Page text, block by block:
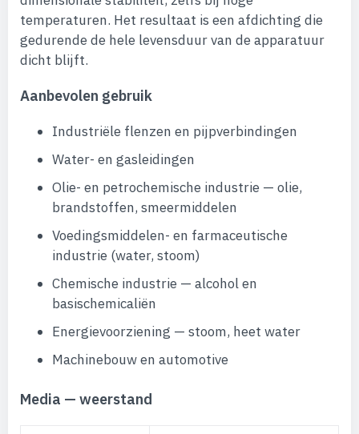
temperaturen. Het resultaat is een afdichting die
gedurende de hele levensduur van de apparatuur
dicht blijft.
Aanbevolen gebruik
Industriële flenzen en pijpverbindingen
Water- en gasleidingen
Olie- en petrochemische industrie — olie,
brandstoffen, smeermiddelen
Voedingsmiddelen- en farmaceutische
industrie (water, stoom)
Chemische industrie — alcohol en
basischemicaliën
Energievoorziening — stoom, heet water
Machinebouw en automotive
Media — weerstand